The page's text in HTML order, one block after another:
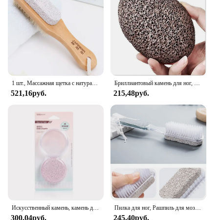
1 шт., Массажная щетка с натуральной щетиной для ухода за ногами
521,16руб.
Бриллиантовый камень для ног, средство для ухода за кожей ног, средство для массажа, средство для удаления огрубевшей кожи, средство для удаления мозолей
215,48руб.
Искусственный камень, камень для ног, средство для шлифовки кожи, ухода за ногами, массажный инструмент для очистки омертвевшей кожи, инструмент для очистки ног
300,04руб.
Пилка для ног, Рашпиль для мозолей, набор для удаления мозолей, средство для удаления омертвевшей кожи на пятке, скребок из нержавеющей стали, инструмент для педикюра
245,40руб.